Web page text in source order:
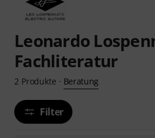
Leonardo
Fachliteratur
2 Produkte · Beratung
Filter